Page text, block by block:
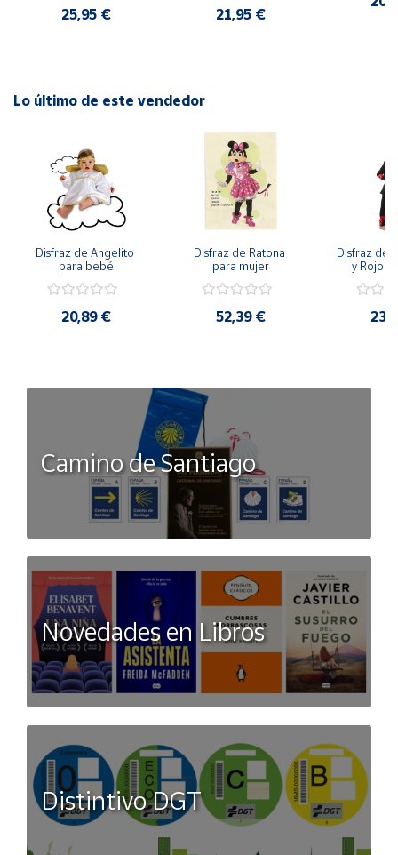
25,95 € 21,95 €
Lo último de este vendedor
Disfraz de Angelito
para bebé
20,89 €
Disfraz de Ratona
para mujer
52,39 €
Disfraz de
y Rojo
Camino de Santiago
Novedades en Libros
Distintivo DGT